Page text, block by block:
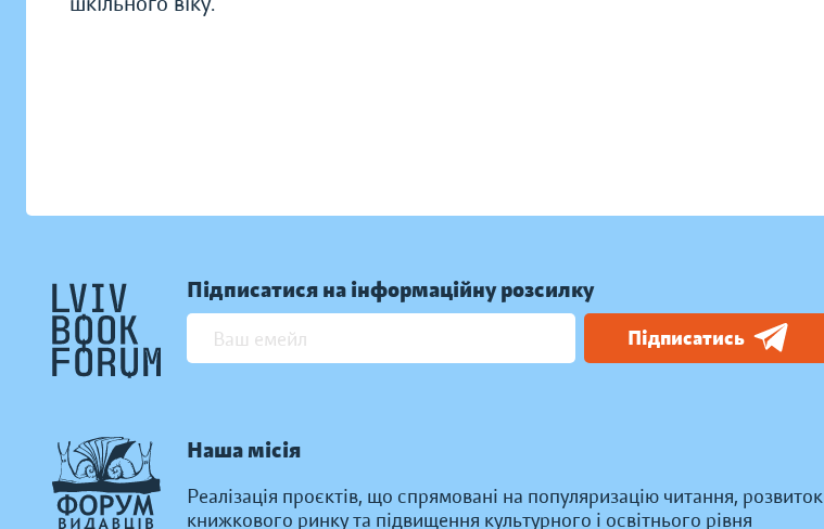
Підписатися на інформаційну розсилку
Підписатись
Наша місія
Реалізація проєктів, що спрямовані на популяризацію читання, розвиток
книжкового ринку та підвищення культурного і освітнього рівня